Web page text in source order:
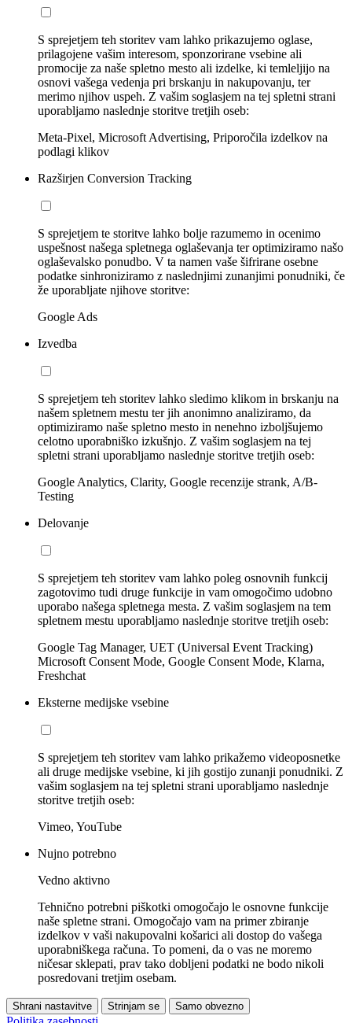
S sprejetjem teh storitev vam lahko prikazujemo oglase,
prilagojene vašim interesom, sponzorirane vsebine ali
promocije za naše spletno mesto ali izdelke, ki temleljijo na
osnovi vašega vedenja pri brskanju in nakupovanju, ter
merimo njihov uspeh. Z vašim soglasjem na tej spletni strani
uporabljamo naslednje storitve tretjih oseb:
Meta-Pixel, Microsoft Advertising, Priporočila izdelkov na
podlagi klikov
Razširjen Conversion Tracking
S sprejetjem te storitve lahko bolje razumemo in ocenimo
uspešnost našega spletnega oglaševanja ter optimiziramo našo
oglaševalsko ponudbo. V ta namen vaše šifrirane osebne
podatke sinhroniziramo z naslednjimi zunanjimi ponudniki, če
že uporabljate njihove storitve:
Google Ads
Izvedba
S sprejetjem teh storitev lahko sledimo klikom in brskanju na
našem spletnem mestu ter jih anonimno analiziramo, da
optimiziramo naše spletno mesto in nenehno izboljšujemo
celotno uporabniško izkušnjo. Z vašim soglasjem na tej
spletni strani uporabljamo naslednje storitve tretjih oseb:
Google Analytics, Clarity, Google recenzije strank, A/B-
Testing
Delovanje
S sprejetjem teh storitev vam lahko poleg osnovnih funkcij
zagotovimo tudi druge funkcije in vam omogočimo udobno
uporabo našega spletnega mesta. Z vašim soglasjem na tem
spletnem mestu uporabljamo naslednje storitve tretjih oseb:
Google Tag Manager, UET (Universal Event Tracking)
Microsoft Consent Mode, Google Consent Mode, Klarna,
Freshchat
Eksterne medijske vsebine
S sprejetjem teh storitev vam lahko prikažemo videoposnetke
ali druge medijske vsebine, ki jih gostijo zunanji ponudniki. Z
vašim soglasjem na tej spletni strani uporabljamo naslednje
storitve tretjih oseb:
Vimeo, YouTube
Nujno potrebno
Vedno aktivno
Tehnično potrebni piškotki omogočajo le osnovne funkcije
naše spletne strani. Omogočajo vam na primer zbiranje
izdelkov v vaši nakupovalni košarici ali dostop do vašega
uporabniškega računa. To pomeni, da o vas ne moremo
ničesar sklepati, prav tako dobljeni podatki ne bodo nikoli
posredovani tretjim osebam.
Shrani nastavitve Strinjam se Samo obvezno